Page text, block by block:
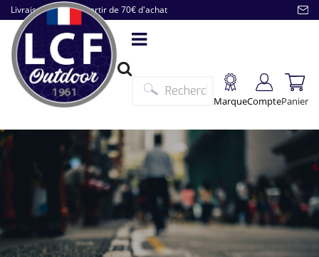
Livraison offerte à partir de 70€ d'achat
MarqueComptePanier